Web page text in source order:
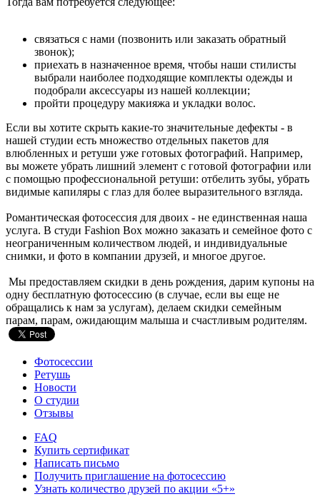
связаться с нами (позвонить или заказать обратный
звонок);
приехать в назначенное время, чтобы наши стилисты
выбрали наиболее подходящие комплекты одежды и
подобрали аксессуары из нашей коллекции;
пройти процедуру макияжа и укладки волос.
Если вы хотите скрыть какие-то значительные дефекты - в
нашей студии есть множество отдельных пакетов для
влюбленных и ретуши уже готовых фотографий. Например,
вы можете убрать лишний элемент с готовой фотографии или
с помощью профессиональной ретуши: отбелить зубы, убрать
видимые капиляры с глаз для более выразительного взгляда.
Романтическая фотосессия для двоих - не единственная наша
услуга. В студи Fashion Box можно заказать и семейное фото с
неограниченным количеством людей, и индивидуальные
снимки, и фото в компании друзей, и многое другое.
Мы предоставляем скидки в день рождения, дарим купоны на
одну бесплатную фотосессию (в случае, если вы еще не
обращались к нам за услугам), делаем скидки семейным
парам, парам, ожидающим малыша и счастливым родителям.
Фотосессии
Ретушь
Новости
О студии
Отзывы
FAQ
Купить сертификат
Написать письмо
Получить приглашение на фотосессию
Узнать количество друзей по акции «5+»